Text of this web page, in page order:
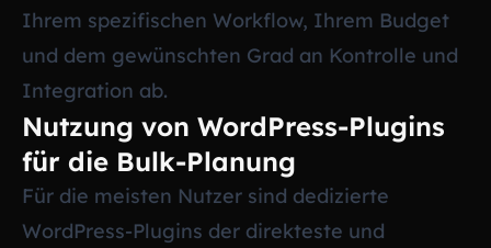
Ihrem spezifischen Workflow, Ihrem Budget
und dem gewünschten Grad an Kontrolle und
Integration ab.
Nutzung von WordPress-Plugins
für die Bulk-Planung
Für die meisten Nutzer sind dedizierte
WordPress-Plugins der direkteste und